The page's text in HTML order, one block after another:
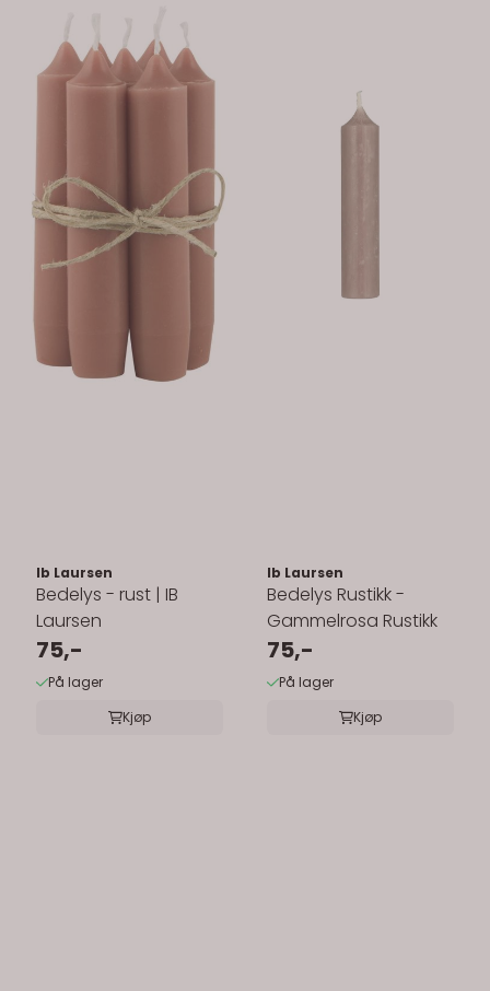
Ib Laursen
Bedelys - rust | IB
Laursen
75,-
På lager
Kjøp
Ib Laursen
Bedelys Rustikk -
Gammelrosa Rustikk
75,-
På lager
Kjøp